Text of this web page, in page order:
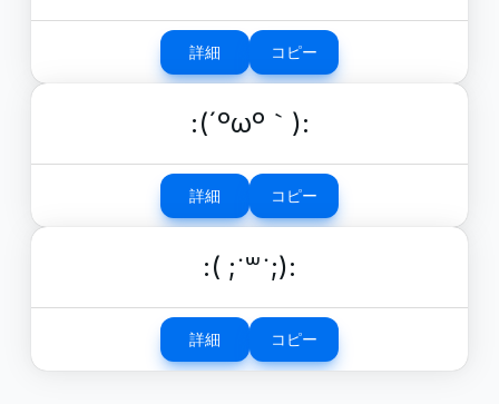
詳細 コピー
:(´ºωº｀):
詳細 コピー
:( ;˙꒳˙;):
詳細 コピー